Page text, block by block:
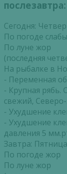
послезавтра:
Сегодня:
По погоде
По луне жор
(последняя
На рыбалке в
- Переменная
- Крупная рябь.
свежий,
- Ухудшение
- Ухудшение
давления 5
Завтра:
По погоде жор
По луне жор